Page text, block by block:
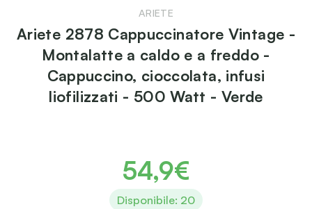
ARIETE
Ariete 2878 Cappuccinatore Vintage -
Montalatte a caldo e a freddo -
Cappuccino, cioccolata, infusi
liofilizzati - 500 Watt - Verde
54,9€
Disponibile: 20